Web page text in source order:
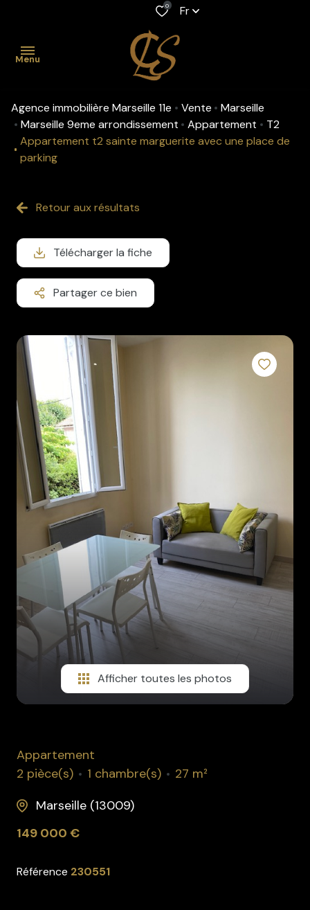
0 Fr
Menu
accueil
acheter
Maison
Fonds de
commerce
Location
Maison
Appartement
gestion
biens
vendus
estimation
l'agence
contact
Agence immobilière Marseille 11e Vente
Marseille
Marseille 9eme arrondissement
Appartement
T2
Appartement t2 sainte marguerite avec une place de
parking
Retour aux résultats
Télécharger la fiche
Partager ce bien
Afficher toutes les photos
Appartement
2 pièce(s)
1 chambre(s)
27 m²
Marseille (13009)
149 000 €
Référence 230551